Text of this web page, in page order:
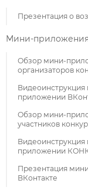
Презентация о
Мини-
Обзор мини-
организаторов
приложении
Обзор мини-
участников
Видеоинструкция
приложении
Презентация
ВКонтакте